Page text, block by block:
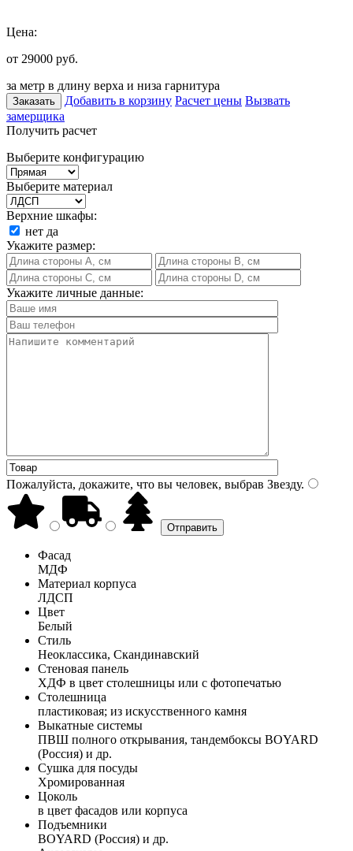
Цена:
от 29000 руб.
за метр в длину верха и низа гарнитура
Заказать Добавить в корзину Расчет цены Вызвать
замерщика
Получить расчет
Выберите конфигурацию
Выберите материал
Верхние шкафы:
нет да
Укажите размер:
Укажите личные данные:
Пожалуйста, докажите, что вы человек, выбрав Звезду.
Фасад
МДФ
Материал корпуса
ЛДСП
Цвет
Белый
Стиль
Неоклассика, Скандинавский
Стеновая панель
ХДФ в цвет столешницы или с фотопечатью
Столешница
пластиковая; из искусственного камня
Выкатные системы
ПВШ полного открывания, тандембоксы BOYARD
(Россия) и др.
Сушка для посуды
Хромированная
Цоколь
в цвет фасадов или корпуса
Подъемники
BOYARD (Россия) и др.